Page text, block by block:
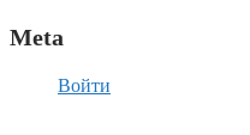
Meta
Войти